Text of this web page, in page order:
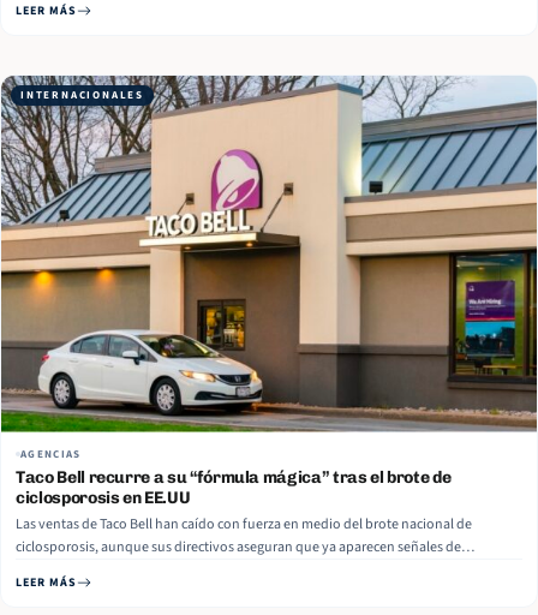
razones para ir a La Habana y no a EE.UU., donde participaría en conferencias…
LEER MÁS
INTERNACIONALES
AGENCIAS
Taco Bell recurre a su “fórmula mágica” tras el brote de
ciclosporosis en EE.UU
Las ventas de Taco Bell han caído con fuerza en medio del brote nacional de
ciclosporosis, aunque sus directivos aseguran que ya aparecen señales de
casos confirmados o sospechosos de esta infección intestinal, que puede causar
LEER MÁS